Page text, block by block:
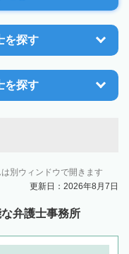
を探す
を探す
別ウィンドウで開きます
更新日：2026年8月7日
弁護士事務所